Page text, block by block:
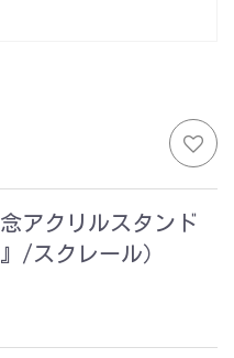
念アクリルスタンド
/スクレール）